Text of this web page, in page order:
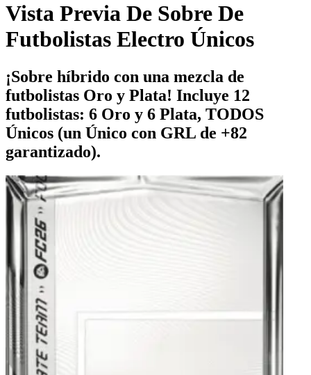
Vista Previa De Sobre De
Futbolistas Electro Únicos
¡Sobre híbrido con una mezcla de
futbolistas Oro y Plata! Incluye 12
futbolistas: 6 Oro y 6 Plata, TODOS
Únicos (un Único con GRL de +82
garantizado).